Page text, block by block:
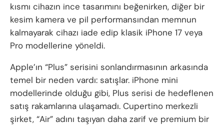
kısmı cihazın ince tasarımını beğenirken, diğer bir
kesim kamera ve pil performansından memnun
kalmayarak cihazı iade edip klasik iPhone 17 veya
Pro modellerine yöneldi.
Apple’ın “Plus” serisini sonlandırmasının arkasında
temel bir neden vardı: satışlar. iPhone mini
modellerinde olduğu gibi, Plus serisi de hedeflenen
satış rakamlarına ulaşamadı. Cupertino merkezli
şirket, “Air” adını taşıyan daha zarif ve premium bir